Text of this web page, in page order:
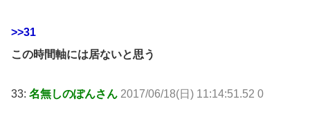
>>31
この時間軸には居ないと思う
33: 名無しのぽんさん 2017/06/18(日) 11:14:51.52 0